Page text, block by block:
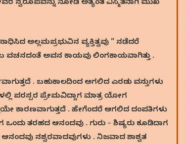
ಸ್ವರೂಪವನ್ನು ನೋಡಿ ಅತ್ಯಂತ ವಿಸ್ಮಿತನಾಗಿ ಮುಖ
ಅಲ್ಲಮಪ್ರಭುವಿನ ವ್ಯಕ್ತಿತ್ವವು “ ನಡೆದರೆ
ಅವನ ಕಾಯವು ಲಿಂಗಕಾಯವಾಗಿತ್ತು .
. ಬಹುಕಾಲದಿಂದ ಅಗಲಿದ ಎರಡು ವಸ್ತುಗಳು
ಪರಸ್ಪರ ಪ್ರೇಮವಿದ್ದಾಗ ಮಾತ್ರ ಯೋಗ
ಕಾರಣವಾಗುತ್ತದೆ . ಹೇಗೆಂದರೆ ಆಗಲಿದ ದಂಪತಿಗಳು
ತರಹದ ಆನಂದವು . ಗುರು – ಶಿಷ್ಯರು ಕೂಡಿದಾಗ
ನಶ್ವರವಾದವುಗಳು . ನಿಜವಾದ ಶಾಶ್ವತ